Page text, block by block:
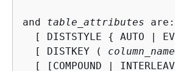
and table_attributes are:
  [ DISTSTYLE
{
AUTO |
  [ DISTKEY (
column_name
[ [COMPOUND |